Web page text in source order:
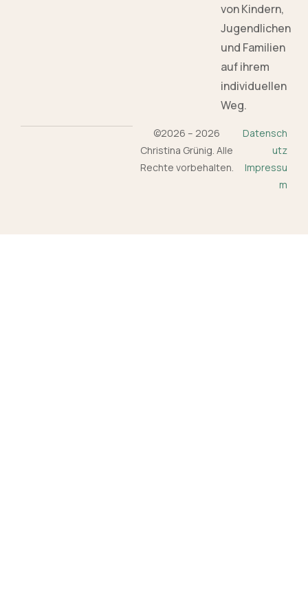
von Kindern,
Jugendlichen
und Familien
auf ihrem
individuellen
Weg.
©2026 – 2026
Christina Grünig. Alle
Rechte vorbehalten.
Datensch
utz
Impressu
m